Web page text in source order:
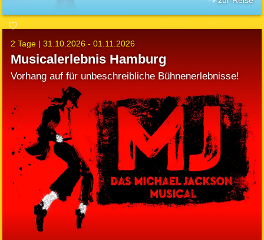
2 Tage |31.10.2026 - 01.11.2026
Musicalerlebnis Hamburg
Vorhang auf für unbeschreibliche Bühnenerlebnisse!